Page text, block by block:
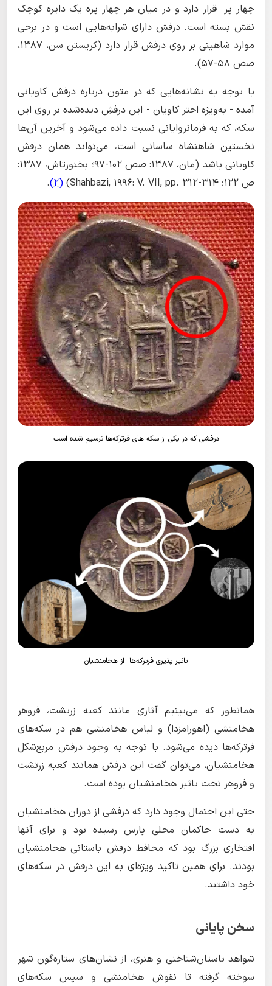
چهار پر قرار دارد و در میان هر چهار پره یک دایره کوچک
نقش بسته است. درفش دارای شرابه‌هایی است و در برخی
موارد شاهینی بر روی درفش قرار دارد (کریستن سن، 1387،
صص 58-57).
با توجه به نشانه‌هایی که در متون درباره درفش کاویانی
آمده - به‌ویژه اختر کاویان - این درفشِ دیده‌شده بر روی این
سکه، که به فرمانروایانی نسبت داده می‌شود و آخرین آن‌ها
نخستین شاهنشاه ساسانی است، می‌تواند همان درفش
کاویانی باشد (مان، 1387: صص 102-97؛ بختورتاش، 1387:
ص 122؛ Shahbazi, 1996: V. VII, pp. 312-314)
(2)
.
درفشی که در یکی از سکه های فرترکه‌ها ترسیم شده است
تاثیر پذیری فرترکه‌ها از هخامنشیان
همانطور که می‌بینیم آثاری مانند کعبه زرتشت، فروهر
هخامنشی (اهورامزدا) و لباس هخامنشی هم در سکه‌های
فرترکه‌ها دیده می‌شود. با توجه به وجود درفش مربع‌شکل
هخامنشیان، می‌توان گفت این درفش همانند کعبه زرتشت
و فروهر تحت تاثیر هخامنشیان بوده است.
حتی این احتمال وجود دارد که درفشی از دوران هخامنشیان
به دست حاکمان محلی پارس رسیده بود و برای آنها
افتخاری بزرگ بود که محافظ درفش باستانی هخامنشیان
بودند. برای همین تاکید ویژه‌ای به این درفش در سکه‌های
خود داشتند.
سخن پایانی
شواهد باستان‌شناختی و هنری، از نشان‌های ستاره‌گون شهر
سوخته گرفته تا نقوش هخامنشی و سپس سکه‌های